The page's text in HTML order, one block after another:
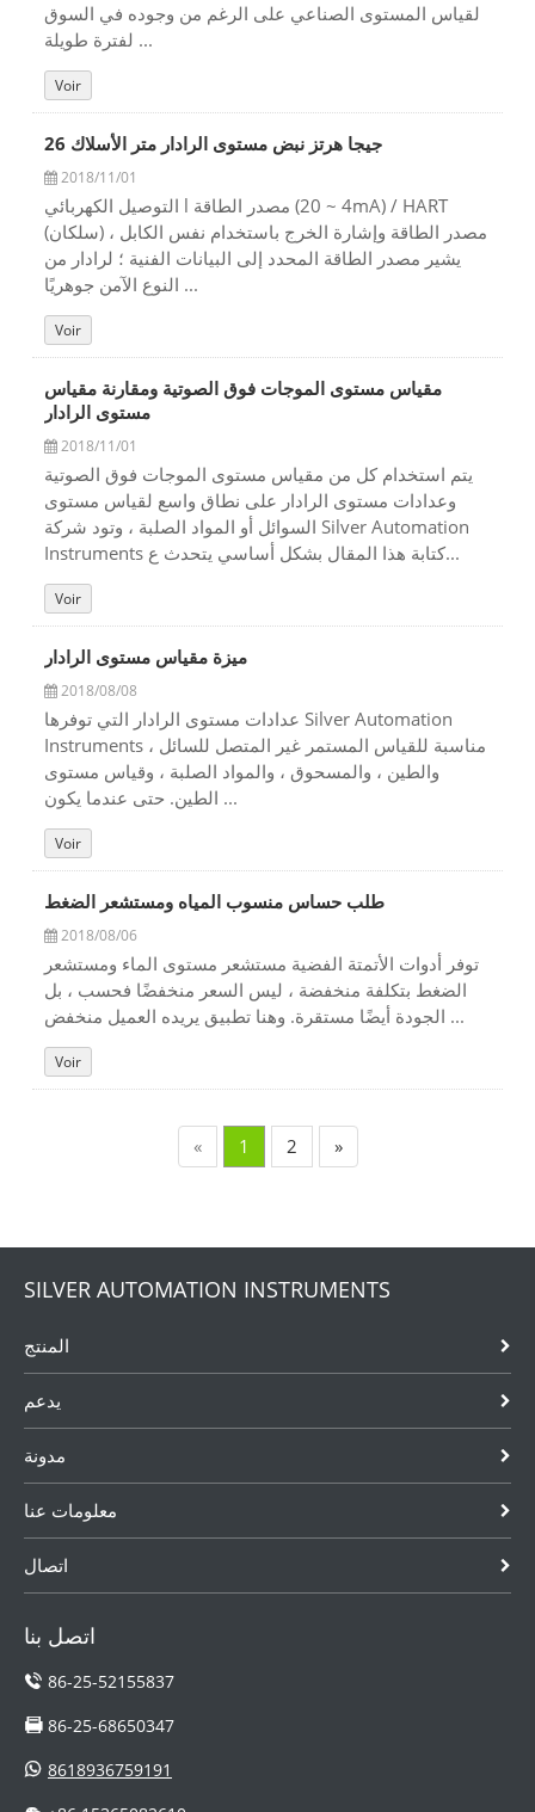
لقياس المستوى الصناعي على الرغم من وجوده في السوق
لفترة طويلة ...
Voir
26 جيجا هرتز نبض مستوى الرادار متر الأسلاك
2018/11/01
التوصيل الكهربائي l مصدر الطاقة (4 ~ 20mA) / HART
(سلكان) مصدر الطاقة وإشارة الخرج باستخدام نفس الكابل ،
يشير مصدر الطاقة المحدد إلى البيانات الفنية ؛ لرادار من
النوع الآمن جوهريًا ...
Voir
مقياس مستوى الموجات فوق الصوتية ومقارنة مقياس
مستوى الرادار
2018/11/01
يتم استخدام كل من مقياس مستوى الموجات فوق الصوتية
وعدادات مستوى الرادار على نطاق واسع لقياس مستوى
السوائل أو المواد الصلبة ، وتود شركة Silver Automation
Instruments كتابة هذا المقال بشكل أساسي يتحدث ع...
Voir
ميزة مقياس مستوى الرادار
2018/08/08
عدادات مستوى الرادار التي توفرها Silver Automation
Instruments مناسبة للقياس المستمر غير المتصل للسائل ،
والطين ، والمسحوق ، والمواد الصلبة ، وقياس مستوى
الطين. حتى عندما يكون ...
Voir
طلب حساس منسوب المياه ومستشعر الضغط
2018/08/06
توفر أدوات الأتمتة الفضية مستشعر مستوى الماء ومستشعر
الضغط بتكلفة منخفضة ، ليس السعر منخفضًا فحسب ، بل
الجودة أيضًا مستقرة. وهنا تطبيق يريده العميل منخفض ...
Voir
« 1 2 »
SILVER AUTOMATION INSTRUMENTS
المنتج
يدعم
مدونة
معلومات عنا
اتصال
اتصل بنا
86-25-52155837
86-25-68650347
8618936759191